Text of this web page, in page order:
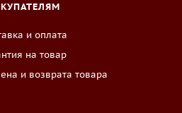
и оплата
на товар
и возврата товара